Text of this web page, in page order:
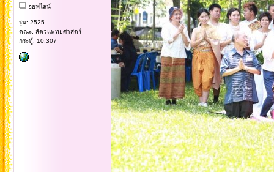
ออฟไลน์
รุ่น: 2525
คณะ: สัตวแพทยศาสตร์
กระทู้: 10,307